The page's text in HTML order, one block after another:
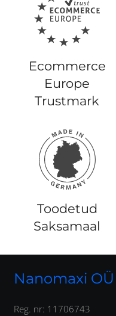
Ecommerce
Europe
Trustmark
Toodetud
Saksamaal
Nanomaxi OÜ
Reg. nr: 11706743